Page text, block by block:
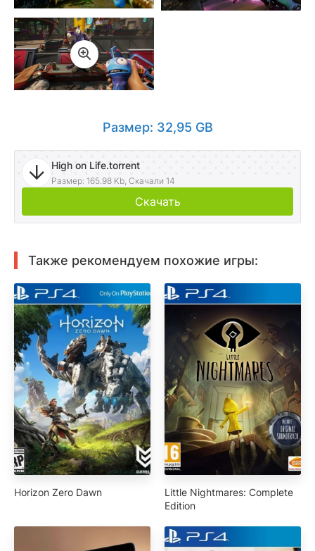
Размер: 32,95 GB
High on Life.torrent
Размер: 165.98 Kb, Скачали 14
Скачать
Также рекомендуем похожие игры:
Horizon Zero Dawn
Little Nightmares: Complete
Edition